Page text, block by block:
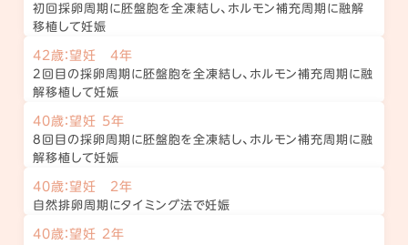
初回採卵周期に胚盤胞を全凍結し、ホルモン補充周期に融解
移植して妊娠
42歳：望妊 4年
2回目の採卵周期に胚盤胞を全凍結し、ホルモン補充周期に融
解移植して妊娠
40歳：望妊 5年
8回目の採卵周期に胚盤胞を全凍結し、ホルモン補充周期に融
解移植して妊娠
40歳：望妊 2年
自然排卵周期にタイミング法で妊娠
40歳：望妊 2年